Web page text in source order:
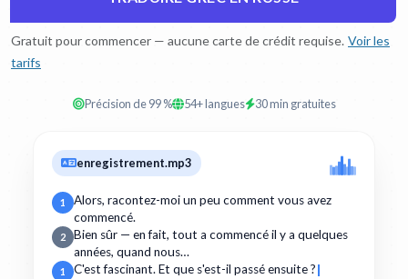
Gratuit pour commencer — aucune carte de crédit requise. Voir les
tarifs
Précision de 99 % 54+ langues 30 min gratuites
enregistrement.mp3
1
Alors, racontez-moi un peu comment vous avez
commencé.
2
Bien sûr — en fait, tout a commencé il y a quelques
années, quand nous…
1 C'est fascinant. Et que s'est-il passé ensuite ?